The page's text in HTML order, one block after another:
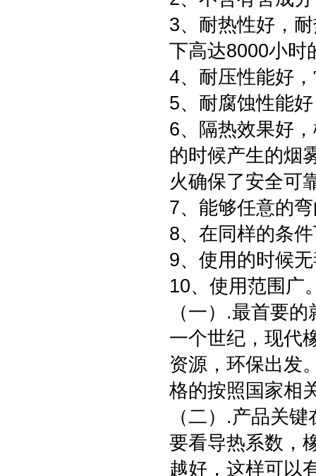
3、耐热性好，
下高达8000小时
4、耐压性能好
5、耐腐蚀性能
6、隔热效果好
的时候产生的烟
火确保了安全可
7、能够任意的
8、在同样的条
9、使用的时候
10、使用范围广
（一）.最首要
一个世纪，现代
资源，环保出发
格的按照国家相
（二）.产品关
要看导热系数，
越好，这样可以